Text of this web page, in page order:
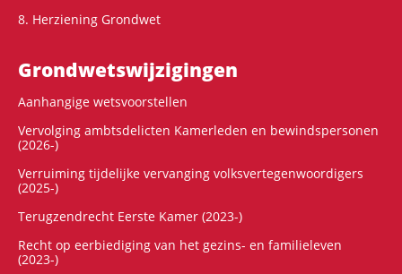
8. Herziening Grondwet
Grondwets­wijzigingen
Aanhangige wetsvoorstellen
Vervolging ambtsdelicten Kamerleden en bewindspersonen
(2026-)
Verruiming tijdelijke vervanging volksvertegenwoordigers
(2025-)
Terugzendrecht Eerste Kamer (2023-)
Recht op eerbiediging van het gezins- en familieleven
(2023-)